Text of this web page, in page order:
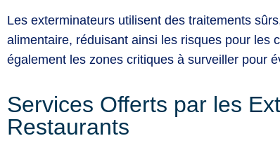
Les exterminateurs utilisent des traitements
alimentaire, réduisant ainsi les risques pour les
également les zones critiques à surveiller pour
Services Offerts par les
Restaurants